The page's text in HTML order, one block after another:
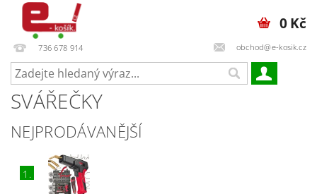
736 678 914 obchod@e-kosik.cz
0 Kč
SVÁŘEČKY
NEJPRODÁVANĚJŠÍ
1.